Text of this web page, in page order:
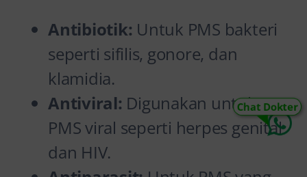
Antibiotik: Untuk PMS bakteri
seperti sifilis, gonore, dan
klamidia.
Antiviral: Digunakan untuk
PMS viral seperti herpes genital
dan HIV.
Chat Dokter